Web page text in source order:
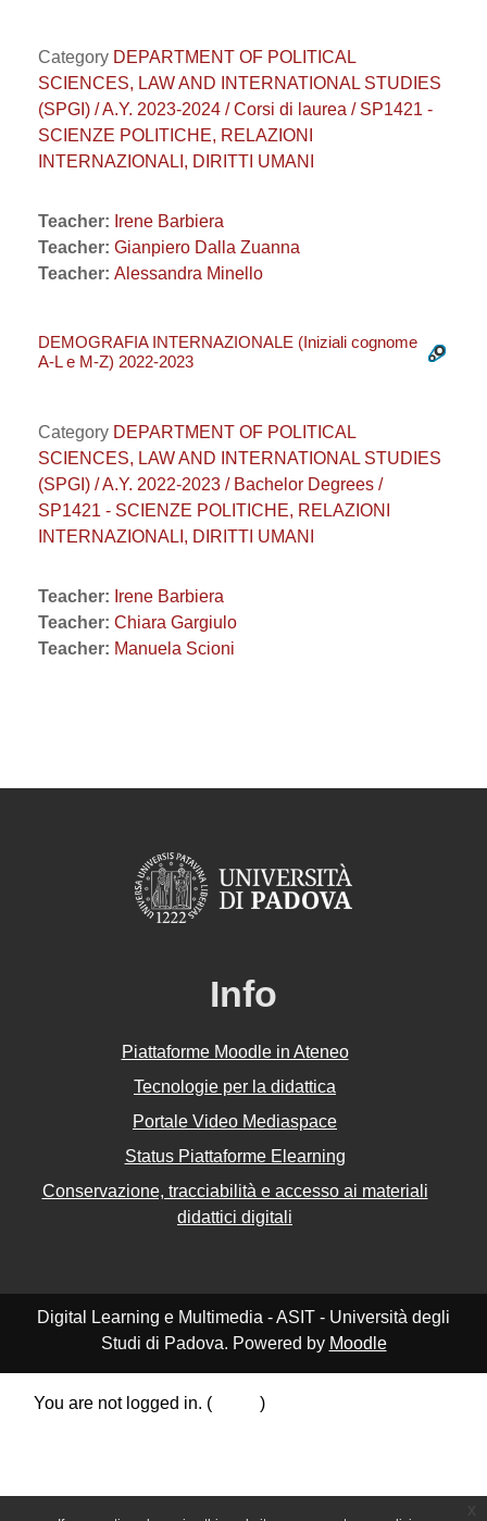
Category DEPARTMENT OF POLITICAL
SCIENCES, LAW AND INTERNATIONAL STUDIES
(SPGI) / A.Y. 2023-2024 / Corsi di laurea / SP1421 -
SCIENZE POLITICHE, RELAZIONI
INTERNAZIONALI, DIRITTI UMANI
Teacher: Irene Barbiera
Teacher: Gianpiero Dalla Zuanna
Teacher: Alessandra Minello
DEMOGRAFIA INTERNAZIONALE (Iniziali cognome
A-L e M-Z) 2022-2023
Category DEPARTMENT OF POLITICAL
SCIENCES, LAW AND INTERNATIONAL STUDIES
(SPGI) / A.Y. 2022-2023 / Bachelor Degrees /
SP1421 - SCIENZE POLITICHE, RELAZIONI
INTERNAZIONALI, DIRITTI UMANI
Teacher: Irene Barbiera
Teacher: Chiara Gargiulo
Teacher: Manuela Scioni
Info
Piattaforme Moodle in Ateneo
Tecnologie per la didattica
Portale Video Mediaspace
Status Piattaforme Elearning
Conservazione, tracciabilità e accesso ai materiali
didattici digitali
Digital Learning e Multimedia - ASIT - Università degli
Studi di Padova. Powered by Moodle
You are not logged in. (
)